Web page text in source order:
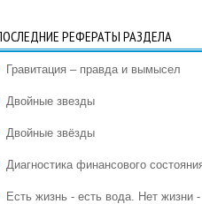
РЕФЕРАТЫ РАЗДЕЛА
Гравитация – правда и вымысел
Двойные звезды
Двойные звёзды
Диагностика финансового
Есть жизнь - есть вода. Нет жизни